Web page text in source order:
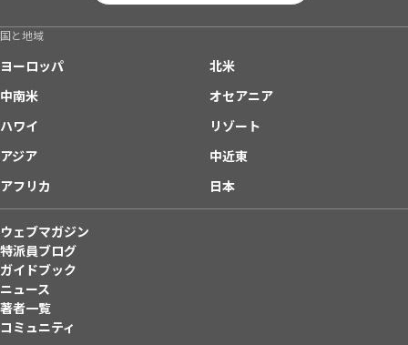
国と地域
ヨーロッパ
北米
中南米
オセアニア
ハワイ
リゾート
アジア
中近東
アフリカ
日本
ウェブマガジン
特派員ブログ
ガイドブック
ニュース
著者一覧
コミュニティ